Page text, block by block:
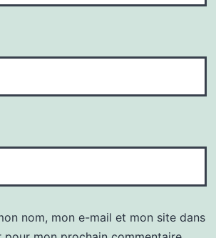
nom, mon e-mail et mon site dans